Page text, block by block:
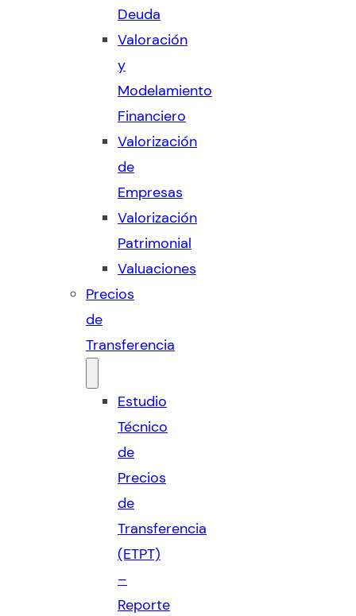
Deuda
Valoración
y
Modelamiento
Financiero
Valorización
de
Empresas
Valorización
Patrimonial
Valuaciones
Precios
de
Transferencia
Estudio
Técnico
de
Precios
de
Transferencia
(ETPT)
–
Reporte